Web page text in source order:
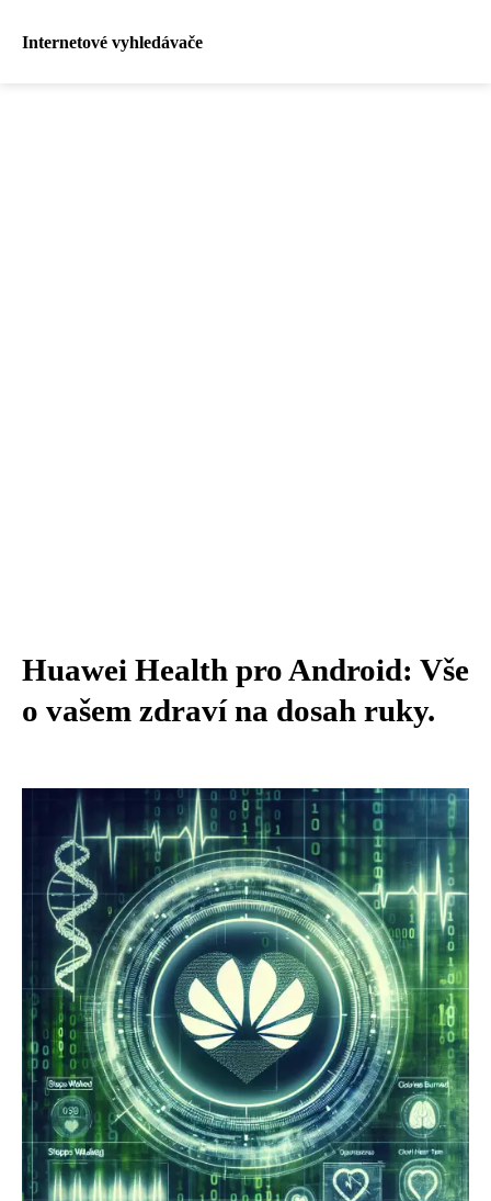
Internetové vyhledávače
Huawei Health pro Android: Vše
o vašem zdraví na dosah ruky.